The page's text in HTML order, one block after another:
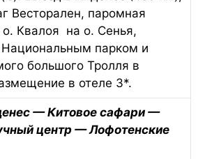
Весторален, паромная
о. Квалоя на о. Сенья,
парком и
большого Тролля в
в отеле 3*.
— Китовое сафари —
центр — Лофотенские